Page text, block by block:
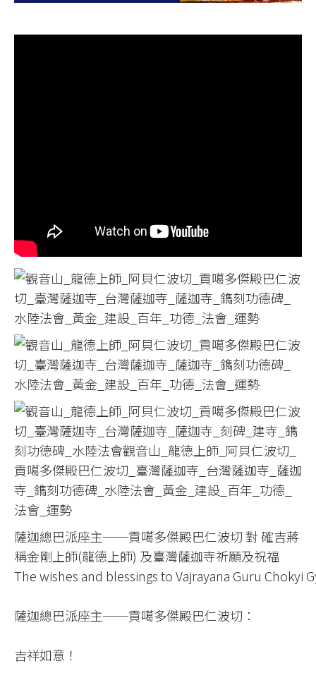
薩迦總巴派座主──貢噶多傑殿巴仁波切 對 確吉蔣
稱金剛上師(龍德上師) 及臺灣薩迦寺祈願及祝福​
The wishes and blessings to Vajrayana Guru
薩迦總巴派座主──貢噶多傑殿巴仁波切：​
吉祥如意！​